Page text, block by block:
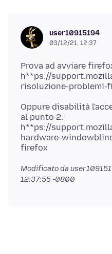
user10915194
03/12/21, 12:37
Prova ad avviare
h**ps://
Oppure disabilità
al punto 2:
h**ps://
hardware-
Modificato da
12:37:55 -0800